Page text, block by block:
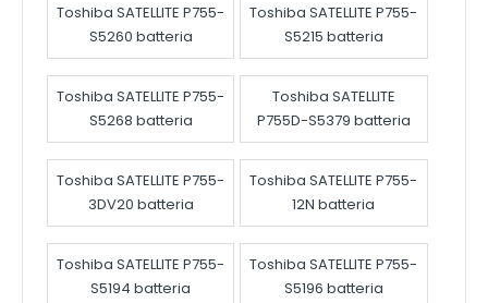
Toshiba SATELLITE P755-
S5260 batteria
Toshiba SATELLITE P755-
S5215 batteria
Toshiba SATELLITE P755-
S5268 batteria
Toshiba SATELLITE
P755D-S5379 batteria
Toshiba SATELLITE P755-
3DV20 batteria
Toshiba SATELLITE P755-
12N batteria
Toshiba SATELLITE P755-
S5194 batteria
Toshiba SATELLITE P755-
S5196 batteria